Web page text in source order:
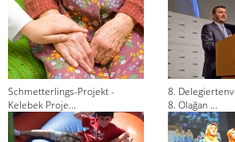
Schmetterlings-Projekt -
Kelebek Proje...
8.
8. Olağan ...